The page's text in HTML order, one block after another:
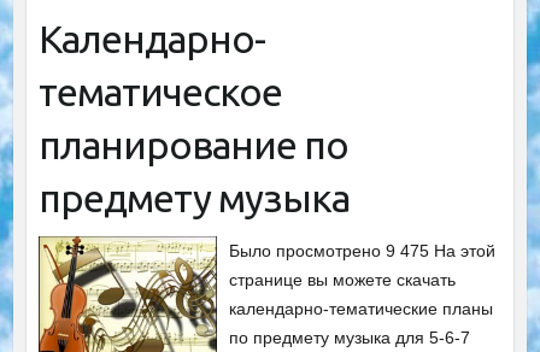
Календарно-
тематическое
планирование по
предмету музыка
Было просмотрено 9 475 На этой
странице вы можете скачать
календарно-тематические планы
по предмету музыка для 5-6-7